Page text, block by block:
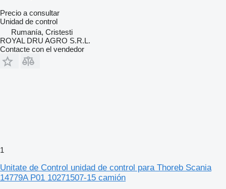
Precio a consultar
Unidad de control
Rumanía, Cristesti
ROYAL DRU AGRO S.R.L.
Contacte con el vendedor
1
Unitate de Control unidad de control para Thoreb Scania
14779A P01 10271507-15 camión